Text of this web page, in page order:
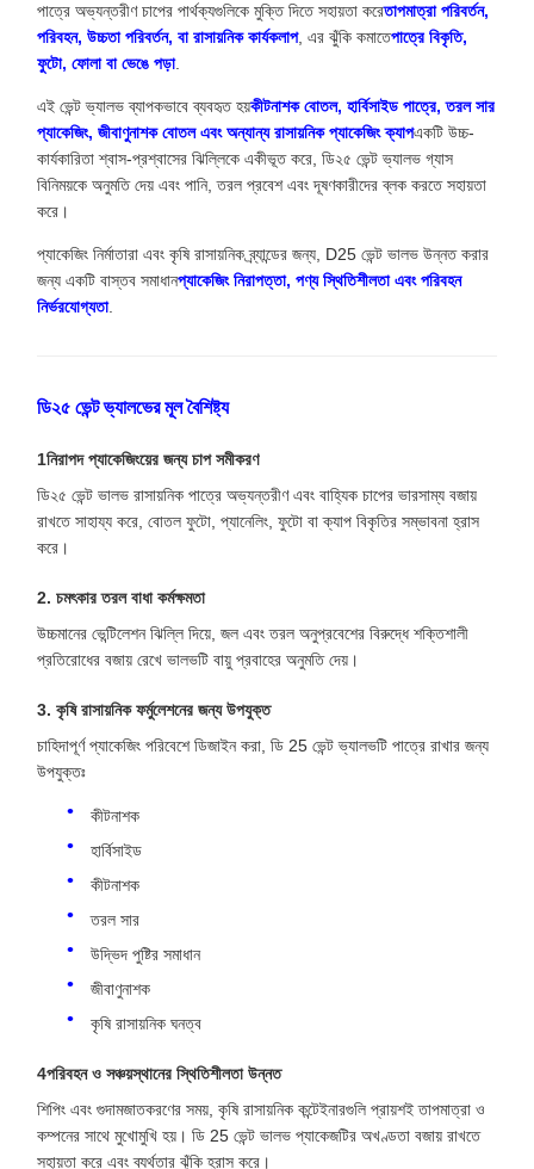
পাত্রে অভ্যন্তরীণ চাপের পার্থক্যগুলিকে মুক্তি দিতে সহায়তা করেতাপমাত্রা পরিবর্তন,
পরিবহন, উচ্চতা পরিবর্তন, বা রাসায়নিক কার্যকলাপ, এর ঝুঁকি কমাতেপাত্রে বিকৃতি,
ফুটো, ফোলা বা ভেঙে পড়া.
এই ভেন্ট ভ্যালভ ব্যাপকভাবে ব্যবহৃত হয়কীটনাশক বোতল, হার্বিসাইড পাত্রে, তরল সার
প্যাকেজিং, জীবাণুনাশক বোতল এবং অন্যান্য রাসায়নিক প্যাকেজিং ক্যাপএকটি উচ্চ-
কার্যকারিতা শ্বাস-প্রশ্বাসের ঝিল্লিকে একীভূত করে, ডি২৫ ভেন্ট ভ্যালভ গ্যাস
বিনিময়কে অনুমতি দেয় এবং পানি, তরল প্রবেশ এবং দূষণকারীদের ব্লক করতে সহায়তা
করে।
প্যাকেজিং নির্মাতারা এবং কৃষি রাসায়নিক ব্র্যান্ডের জন্য, D25 ভেন্ট ভালভ উন্নত করার
জন্য একটি বাস্তব সমাধানপ্যাকেজিং নিরাপত্তা, পণ্য স্থিতিশীলতা এবং পরিবহন
নির্ভরযোগ্যতা.
ডি২৫ ভেন্ট ভ্যালভের মূল বৈশিষ্ট্য
1নিরাপদ প্যাকেজিংয়ের জন্য চাপ সমীকরণ
ডি২৫ ভেন্ট ভালভ রাসায়নিক পাত্রে অভ্যন্তরীণ এবং বাহ্যিক চাপের ভারসাম্য বজায়
রাখতে সাহায্য করে, বোতল ফুটো, প্যানেলিং, ফুটো বা ক্যাপ বিকৃতির সম্ভাবনা হ্রাস
করে।
2. চমৎকার তরল বাধা কর্মক্ষমতা
উচ্চমানের ভেন্টিলেশন ঝিল্লি দিয়ে, জল এবং তরল অনুপ্রবেশের বিরুদ্ধে শক্তিশালী
প্রতিরোধের বজায় রেখে ভালভটি বায়ু প্রবাহের অনুমতি দেয়।
3. কৃষি রাসায়নিক ফর্মুলেশনের জন্য উপযুক্ত
চাহিদাপূর্ণ প্যাকেজিং পরিবেশে ডিজাইন করা, ডি 25 ভেন্ট ভ্যালভটি পাত্রে রাখার জন্য
উপযুক্তঃ
কীটনাশক
হার্বিসাইড
কীটনাশক
তরল সার
উদ্ভিদ পুষ্টির সমাধান
জীবাণুনাশক
কৃষি রাসায়নিক ঘনত্ব
4পরিবহন ও সঞ্চয়স্থানের স্থিতিশীলতা উন্নত
শিপিং এবং গুদামজাতকরণের সময়, কৃষি রাসায়নিক কন্টেইনারগুলি প্রায়শই তাপমাত্রা ও
কম্পনের সাথে মুখোমুখি হয়। ডি 25 ভেন্ট ভালভ প্যাকেজটির অখণ্ডতা বজায় রাখতে
সহায়তা করে এবং ব্যর্থতার ঝুঁকি হ্রাস করে।